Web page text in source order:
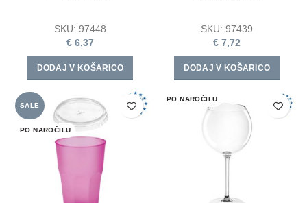
SKU: 97448
€ 6,37
DODAJ V KOŠARICO
SKU: 97439
€ 7,72
DODAJ V KOŠARICO
SALE
PO NAROČILU
PO NAROČILU